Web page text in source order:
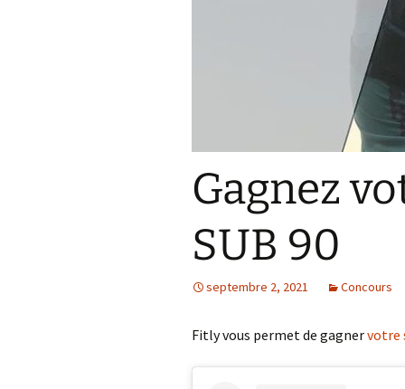
Gagnez
SUB 90
septembre 2, 2021 Concours
Fitly vous permet de gagnervotre